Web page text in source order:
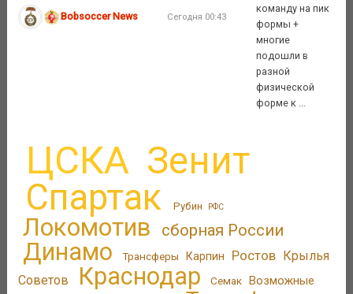
Bobsoccer News Сегодня 00:43
команду на пик
формы +
многие
подошли в
разной
физической
форме к ...
ЦСКА Зенит
Спартак Рубин РФС
Локомотив сборная России
Динамо Трансферы Карпин Ростов
Крылья
Советов
Краснодар Семак Возможные